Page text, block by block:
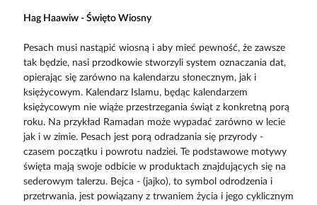
Hag Haawiw - Święto Wiosny
Pesach musi nastąpić wiosną i aby mieć pewność, że zawsze
tak będzie, nasi przodkowie stworzyli system oznaczania dat,
opierając się zarówno na kalendarzu słonecznym, jak i
księżycowym. Kalendarz Islamu, będąc kalendarzem
księżycowym nie wiąże przestrzegania świąt z konkretną porą
roku. Na przykład Ramadan może wypadać zarówno w lecie
jak i w zimie. Pesach jest porą odradzania się przyrody -
czasem początku i powrotu nadziei. Te podstawowe motywy
święta mają swoje odbicie w produktach znajdujących się na
sederowym talerzu. Bejca - (jajko), to symbol odrodzenia i
przetrwania, jest powiązany z trwaniem życia i jego cyklicznym